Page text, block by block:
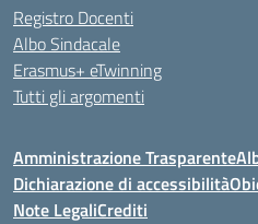
Registro Docenti
Albo Sindacale
Erasmus+ eTwinning
Tutti gli argomenti
Amministrazione Trasparente
Dichiarazione di accessibilità
Note LegaliCrediti